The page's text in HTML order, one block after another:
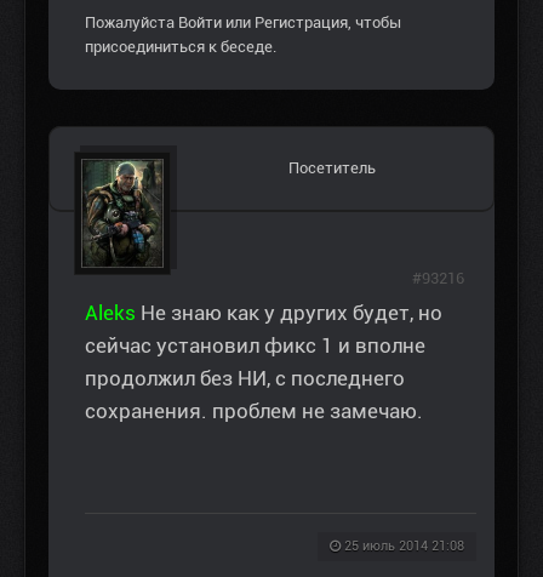
Пожалуйста Войти или Регистрация , чтобы
присоединиться к беседе.
Посетитель
Aleks Не знаю как у других будет, но
сейчас установил фикс 1 и вполне
продолжил без НИ, с последнего
сохранения. проблем не замечаю.
25 июль 2014 21:08
#93216